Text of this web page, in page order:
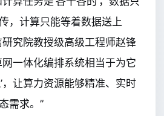
，计算只能等着数据送上
研究院教授级高级工程师赵锋
一体化编排系统相当于为它
，让算力资源能够精准、实时
需求。”